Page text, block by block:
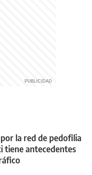
la red de pedofilia
tiene antecedentes